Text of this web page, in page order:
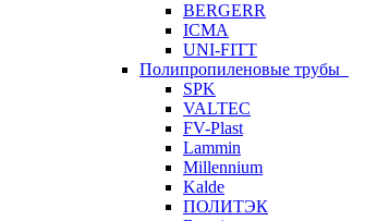
BERGERR
ICMA
UNI-FITT
Полипропиленовые трубы
SPK
VALTEC
FV-Plast
Lammin
Millennium
Kalde
ПОЛИТЭК